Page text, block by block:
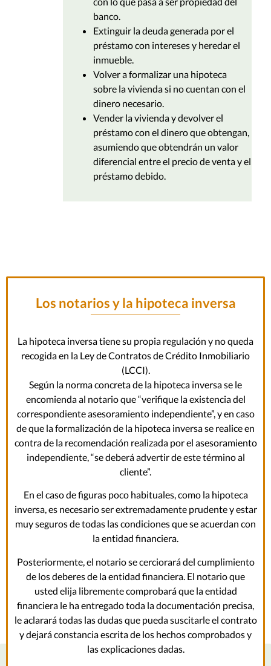
banco.
Extinguir la deuda generada por el
préstamo con intereses y heredar el
inmueble.
Volver a formalizar una hipoteca
sobre la vivienda si no cuentan con el
dinero necesario.
Vender la vivienda y devolver el
préstamo con el dinero que obtengan,
asumiendo que obtendrán un valor
diferencial entre el precio de venta y el
préstamo debido.
Los notarios y la hipoteca inversa
La hipoteca inversa tiene su propia regulación y no queda
recogida en la Ley de Contratos de Crédito Inmobiliario
(LCCI).
Según la norma concreta de la hipoteca inversa se le
encomienda al notario que “verifique la existencia del
correspondiente asesoramiento independiente”, y en caso
de que la formalización de la hipoteca inversa se realice en
contra de la recomendación realizada por el asesoramiento
independiente, “se deberá advertir de este término al
cliente”.
En el caso de figuras poco habituales, como la hipoteca
inversa, es necesario ser extremadamente prudente y estar
muy seguros de todas las condiciones que se acuerdan con
la entidad financiera.
Posteriormente, el notario se cerciorará del cumplimiento
de los deberes de la entidad financiera. El notario que
usted elija libremente comprobará que la entidad
financiera le ha entregado toda la documentación precisa,
le aclarará todas las dudas que pueda suscitarle el contrato
y dejará constancia escrita de los hechos comprobados y
las explicaciones dadas.